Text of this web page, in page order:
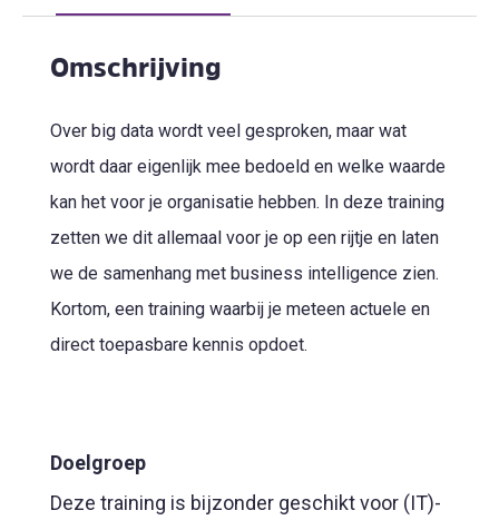
Omschrijving
Over big data wordt veel gesproken, maar wat
wordt daar eigenlijk mee bedoeld en welke waarde
kan het voor je organisatie hebben. In deze training
zetten we dit allemaal voor je op een rijtje en laten
we de samenhang met business intelligence zien.
Kortom, een training waarbij je meteen actuele en
direct toepasbare kennis opdoet.
Doelgroep
Deze training is bijzonder geschikt voor (IT)-